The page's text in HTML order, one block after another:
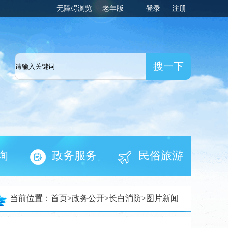
无障碍浏览 老年版 登录 注册
政务服务 民俗旅游
当前位置： 首页>政务公开>长白消防>图片新闻